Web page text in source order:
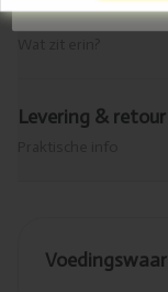
Allergenen
Levering & retour